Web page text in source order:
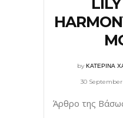
byΚΑΤΕΡΙΝΑ
30 September
Άρθρο της